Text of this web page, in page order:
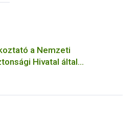
a Nemzeti
Hivatal által
felügyeleti
(FELIR) kapcsolódó